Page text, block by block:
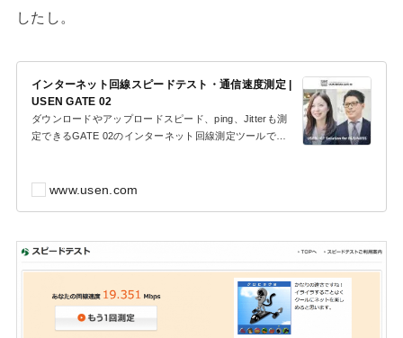
したし。
インターネット回線スピードテスト・通信速度測定 |
USEN GATE 02
ダウンロードやアップロードスピード、ping、Jitterも測
定できるGATE 02のインターネット回線測定ツールで
www.usen.com